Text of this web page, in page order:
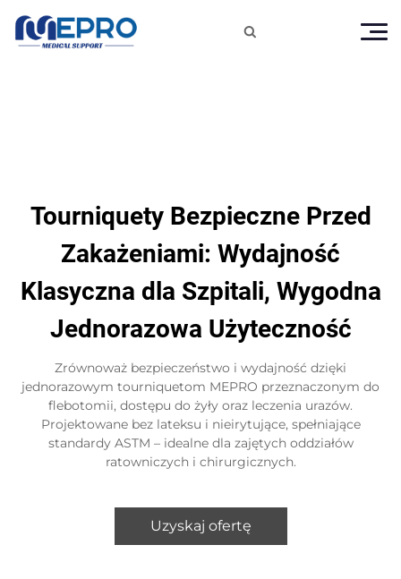

Tourniquety Bezpieczne Przed
Zakażeniami: Wydajność
Klasyczna dla Szpitali, Wygodna
Jednorazowa Użyteczność
Zrównoważ bezpieczeństwo i wydajność dzięki
jednorazowym tourniquetom MEPRO przeznaczonym do
flebotomii, dostępu do żyły oraz leczenia urazów.
Projektowane bez lateksu i nieirytujące, spełniające
standardy ASTM – idealne dla zajętych oddziałów
ratowniczych i chirurgicznych.
Uzyskaj ofertę